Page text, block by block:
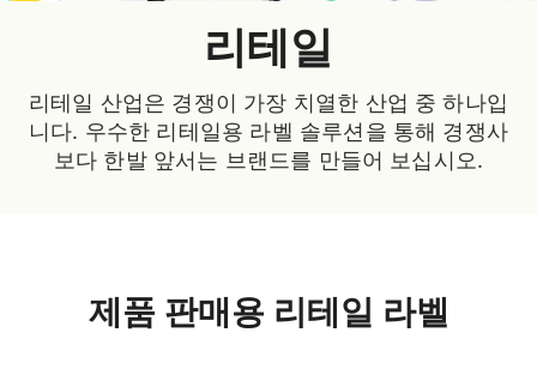
리테일
리테일 산업은 경쟁이 가장 치열한 산업 중 하나입
니다. 우수한 리테일용 라벨 솔루션을 통해 경쟁사
보다 한발 앞서는 브랜드를 만들어 보십시오.
제품 판매용 리테일 라벨